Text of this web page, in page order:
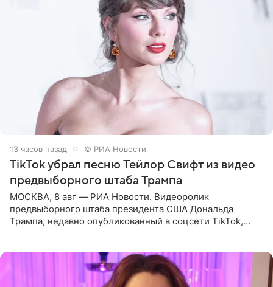
13 часов назад © РИА Новости
TikTok убрал песню Тейлор Свифт из видео
предвыборного штаба Трампа
МОСКВА, 8 авг — РИА Новости. Видеоролик
предвыборного штаба президента США Дональда
Трампа, недавно опубликованный в соцсети TikTok,